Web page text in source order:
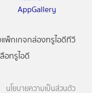
แพ็กเกจกล่องทรูไอดีทีวี
อทรูไอดี
นโยบายความเป็นส่วนตัว